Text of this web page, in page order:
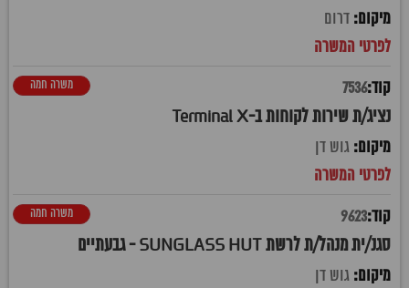
דרום
7536
נציג/ת שירות לקוחות ב-Terminal X
משרה חמה
גוש דן
9623
סגנ/ית מנהל/ת לרשת SUNGLASS HUT - גבעתיים
משרה חמה
גוש דן